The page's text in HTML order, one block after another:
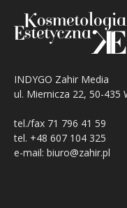
INDYGO Zahir Media
ul. Miernicza 22, 50-435
tel./fax 71 796 41 59
tel. +48 607 104 325
e-mail: biuro@zahir.pl